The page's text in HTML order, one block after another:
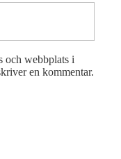
och webbplats i
en kommentar.